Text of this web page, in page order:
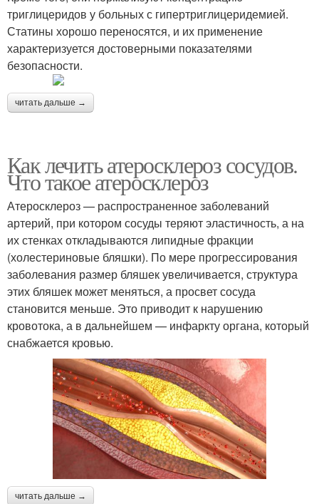
триглицеридов у больных с гипертриглицеридемией.
Статины хорошо переносятся, и их применение
характеризуется достоверными показателями
безопасности.
читать дальше →
Как лечить атеросклероз сосудов.
Что такое атеросклероз
Атеросклероз — распространенное заболеваний
артерий, при котором сосуды теряют эластичность, а на
их стенках откладываются липидные фракции
(холестериновые бляшки). По мере прогрессирования
заболевания размер бляшек увеличивается, структура
этих бляшек может меняться, а просвет сосуда
становится меньше. Это приводит к нарушению
кровотока, а в дальнейшем — инфаркту органа, который
снабжается кровью.
читать дальше →